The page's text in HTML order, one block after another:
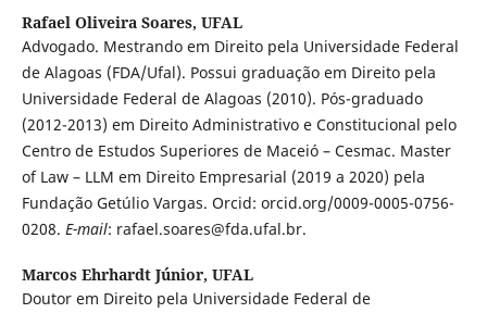
Rafael Oliveira Soares, UFAL
Advogado. Mestrando em Direito pela Universidade Federal
de Alagoas (FDA/Ufal). Possui graduação em Direito pela
Universidade Federal de Alagoas (2010). Pós-graduado
(2012-2013) em Direito Administrativo e Constitucional pelo
Centro de Estudos Superiores de Maceió – Cesmac. Master
of Law – LLM em Direito Empresarial (2019 a 2020) pela
Fundação Getúlio Vargas. Orcid: orcid.org/0009-0005-0756-
0208. E-mail: rafael.soares@fda.ufal.br.
Marcos Ehrhardt Júnior, UFAL
Doutor em Direito pela Universidade Federal de